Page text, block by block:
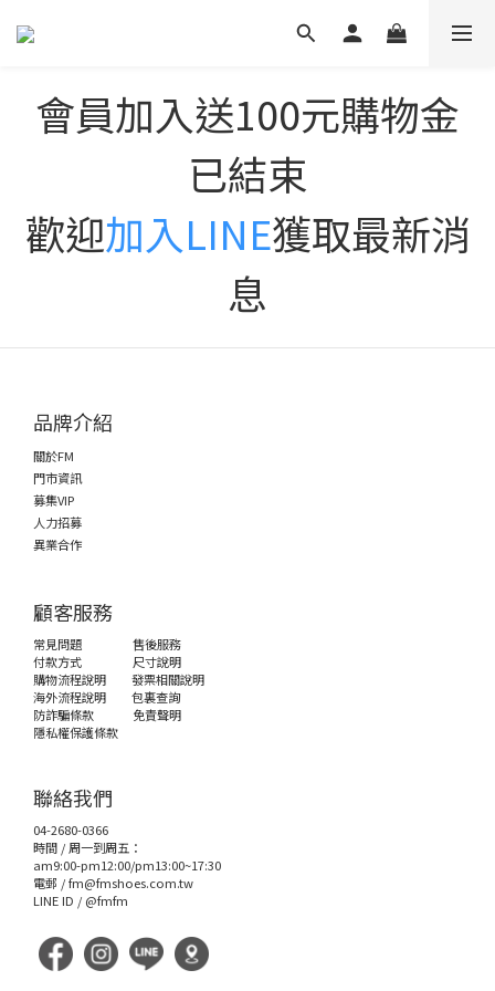
會員加入送100元購物金
已結束
歡迎加入LINE獲取最新消
息
品牌介紹
關於FM
門市資訊
募集VIP
人力招募
異業合作
顧客服務
常見問題
售後服務
付款方式
尺寸說明
購物流程說明
發票相關說明
海外流程說明
包裏查詢
防詐騙條款
免責聲明
隱私權保護條款
聯絡我們
04-2680-0366
時間 / 周一到周五：
am9:00-pm12:00/pm13:00~17:30
電郵 /fm@fmshoes.com.tw
LINE ID / @fmfm